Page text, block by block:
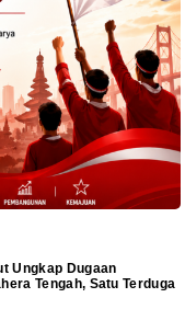
Ungkap Dugaan
Tengah, Satu Terduga